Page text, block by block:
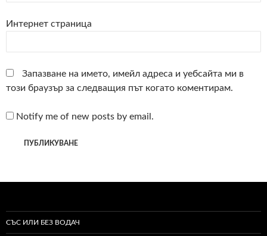
Интернет страница
Запазване на името, имейл адреса и уебсайта ми в
този браузър за следващия път когато коментирам.
Notify me of new posts by email.
СЪС ИЛИ БЕЗ ВОДАЧ